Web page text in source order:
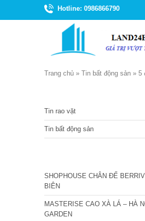
Hotline: 0986866790
Trang chủ » Tin bất động sản » 5
Tin rao vặt
Tin bất động sản
SHOPHOUSE CHÂN ĐẾ
BIÊN
MASTERISE CAO XÀ LÁ – HÀ
GARDEN